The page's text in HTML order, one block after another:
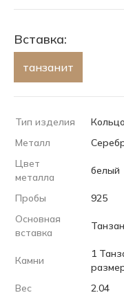
Вставка:
танзанит
Тип изделия
Кольцо
Металл
Цвет
металла
белый
Пробы
925
Основная
вставка
Камни
1
Вес
2.04